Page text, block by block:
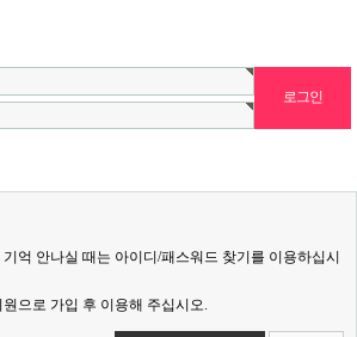
억 안나실 때는 아이디/패스워드 찾기를 이용하십시
으로 가입 후 이용해 주십시오.